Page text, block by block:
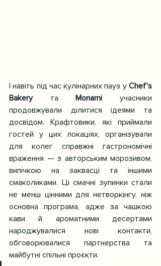
І навіть під час кулінарних пауз у Chef's
Bakery та Monami учасники
продовжували ділитися ідеями та
досвідом. Крафтовики, які приймали
гостей у цих локаціях, організували
для колег справжні гастрономічні
враження — з авторським морозивом,
випічкою на заквасці та іншими
смаколиками. Ці смачні зупинки стали
не менш цінними для нетворкінгу, ніж
основна програма, адже за чашкою
кави й ароматними десертами
народжувалися нові контакти,
обговорювалися партнерства та
майбутні спільні проєкти.